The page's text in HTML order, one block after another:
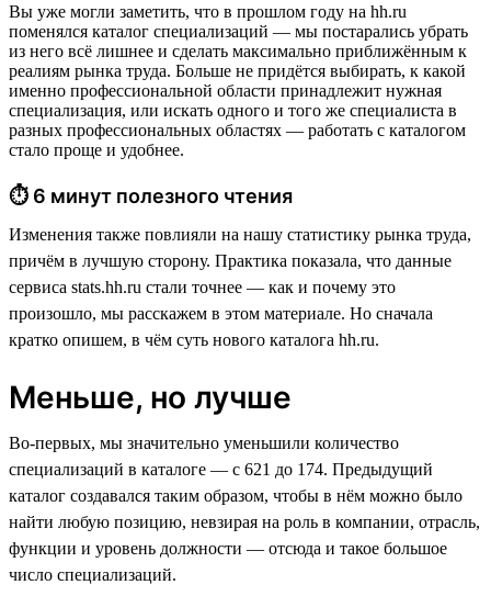
Вы уже могли заметить, что в прошлом году на hh.ru
поменялся каталог специализаций — мы постарались убрать
из него всё лишнее и сделать максимально приближённым к
реалиям рынка труда. Больше не придётся выбирать, к какой
именно профессиональной области принадлежит нужная
специализация, или искать одного и того же специалиста в
разных профессиональных областях — работать с каталогом
стало проще и удобнее.
⏱ 6 минут полезного чтения
Изменения также повлияли на нашу статистику рынка труда,
причём в лучшую сторону. Практика показала, что данные
сервиса stats.hh.ru стали точнее — как и почему это
произошло, мы расскажем в этом материале. Но сначала
кратко опишем, в чём суть нового каталога hh.ru.
Меньше, но лучше
Во-первых, мы значительно уменьшили количество
специализаций в каталоге — с 621 до 174. Предыдущий
каталог создавался таким образом, чтобы в нём можно было
найти любую позицию, невзирая на роль в компании, отрасль,
функции и уровень должности — отсюда и такое большое
число специализаций.